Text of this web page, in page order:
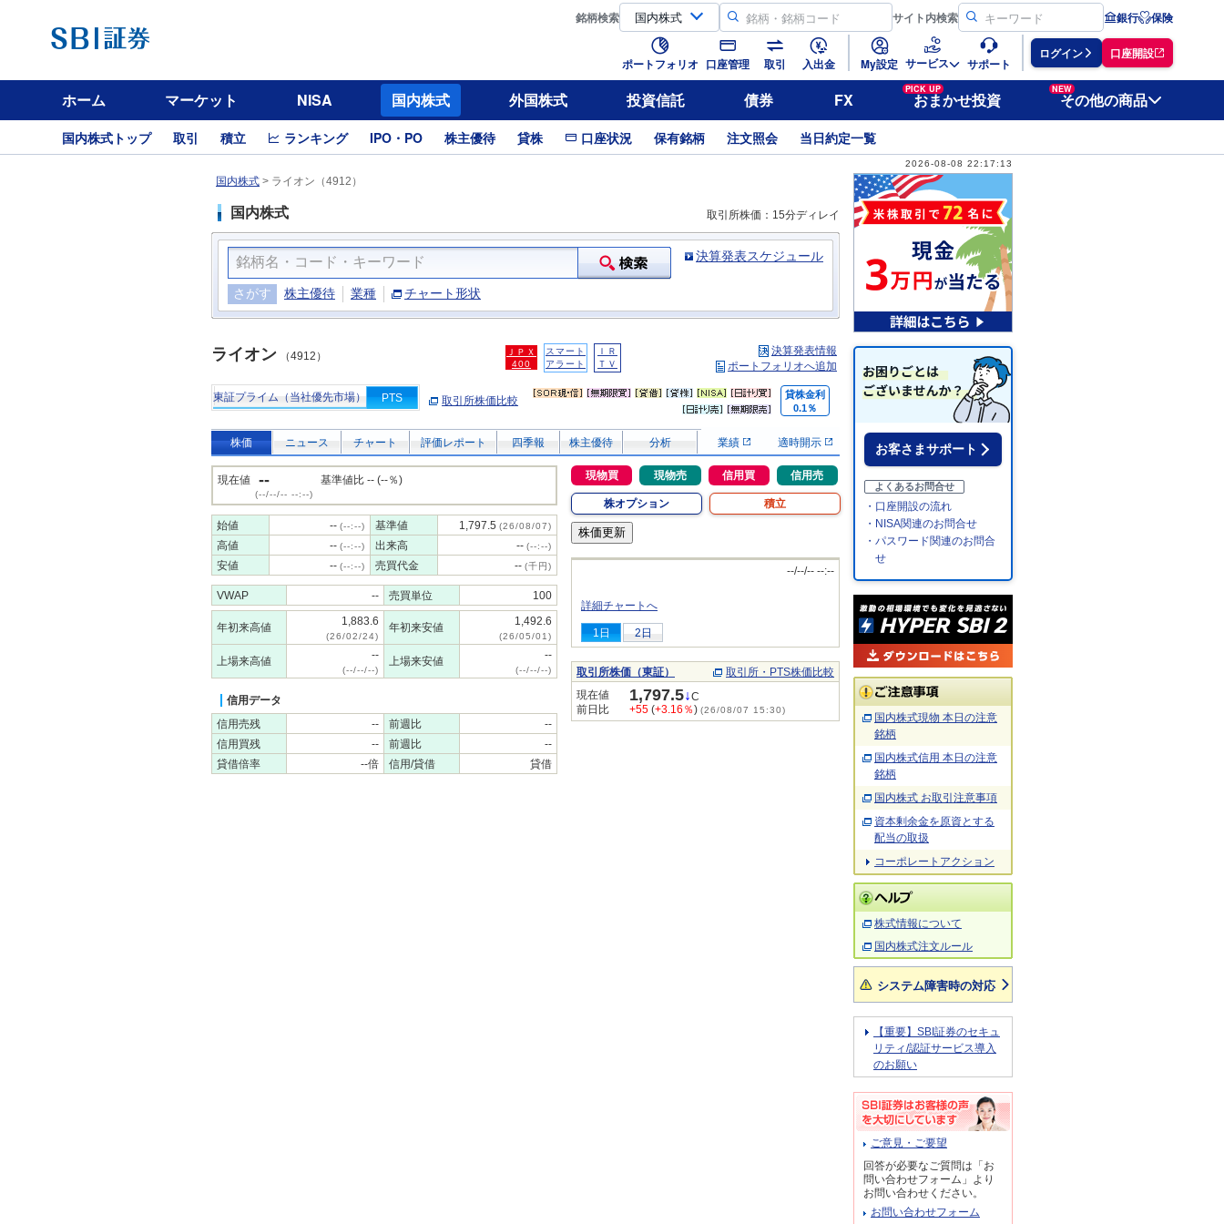
銘柄検索 サイト内検索 銀行 保険
ポートフォリオ 口座管理 取引 入出金 My設定 サービス サポート
ログイン 口座開設
ホーム マーケット NISA 国内株式 外国株式 投資信託 債券 FX
PICK UP
おまかせ投資
NEW
その他の商品
国内株式トップ 取引 積立 ランキング IPO・PO 株主優待 貸株 口座状況 保有銘柄 注文照会 当日約定一覧
2026-08-08 22:17:13
国内株式 > ライオン（4912）
国内株式 取引所株価：15分ディレイ
決算発表スケジュール
さがす 株主優待 業種 チャート形状
ライオン （4912）
ＪＰＸ
400
スマート
アラート
ＩＲ
ＴＶ
決算発表情報
ポートフォリオへ追加
東証プライム（当社優先市場） PTS 取引所株価比較
貸株金利
0.1％
株価 ニュース チャート 評価レポート 四季報 株主優待 分析 業績 適時開示
現在値 --
(--/--/-- --:--)
基準値比 -- (--％)
始値 -- (--:--) 基準値 1,797.5 (26/08/07)
高値 -- (--:--) 出来高 -- (--:--)
安値 -- (--:--) 売買代金 -- (千円)
VWAP -- 売買単位 100
年初来高値 1,883.6
(26/02/24)
年初来安値 1,492.6
(26/05/01)
上場来高値 --
(--/--/--)
上場来安値 --
(--/--/--)
信用データ
信用売残
-- 前週比
--
信用買残
-- 前週比
--
貸借倍率
--倍 信用/貸借 貸借
現物買 現物売 信用買 信用売
株オプション 積立
--/--/-- --:--
詳細チャートへ
1日 2日
取引所株価（東証）
取引所・PTS株価比較
現在値
1,797.5↓C
前日比
+55 (+3.16％) (26/08/07 15:30)
お客さまサポート
よくあるお問合せ
・口座開設の流れ
・NISA関連のお問合せ
・パスワード関連のお問合
せ
国内株式現物 本日の注意
銘柄
国内株式信用 本日の注意
銘柄
国内株式 お取引注意事項
資本剰余金を原資とする
配当の取扱
コーポレートアクション
株式情報について
国内株式注文ルール
システム障害時の対応
【重要】SBI証券のセキュ
リティ/認証サービス導入
のお願い
ご意見・ご要望
回答が必要なご質問は「お
問い合わせフォーム」より
お問い合わせください。
お問い合わせフォーム